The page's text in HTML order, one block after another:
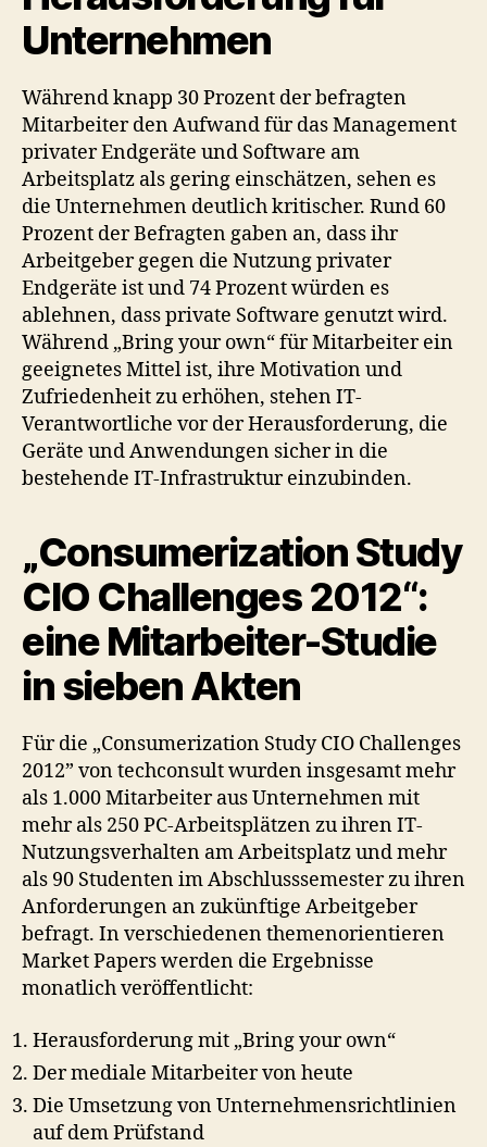
Unternehmen
Während knapp 30 Prozent der befragten
Mitarbeiter den Aufwand für das Management
privater Endgeräte und Software am
Arbeitsplatz als gering einschätzen, sehen es
die Unternehmen deutlich kritischer. Rund 60
Prozent der Befragten gaben an, dass ihr
Arbeitgeber gegen die Nutzung privater
Endgeräte ist und 74 Prozent würden es
ablehnen, dass private Software genutzt wird.
Während „Bring your own“ für Mitarbeiter ein
geeignetes Mittel ist, ihre Motivation und
Zufriedenheit zu erhöhen, stehen IT-
Verantwortliche vor der Herausforderung, die
Geräte und Anwendungen sicher in die
bestehende IT-Infrastruktur einzubinden.
„Consumerization Study
CIO Challenges 2012“:
eine Mitarbeiter-Studie
in sieben Akten
Für die „Consumerization Study CIO Challenges
2012” von techconsult wurden insgesamt mehr
als 1.000 Mitarbeiter aus Unternehmen mit
mehr als 250 PC-Arbeitsplätzen zu ihren IT-
Nutzungsverhalten am Arbeitsplatz und mehr
als 90 Studenten im Abschlusssemester zu ihren
Anforderungen an zukünftige Arbeitgeber
befragt. In verschiedenen themenorientieren
Market Papers werden die Ergebnisse
monatlich veröffentlicht:
Herausforderung mit „Bring your own“
Der mediale Mitarbeiter von heute
Die Umsetzung von Unternehmensrichtlinien
auf dem Prüfstand